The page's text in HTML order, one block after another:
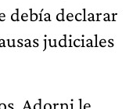
debía declarar
judiciales
Adorni le